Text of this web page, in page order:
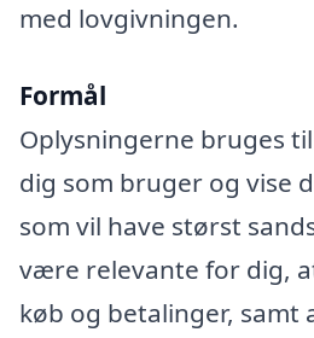
med lovgivningen.
Formål
Oplysningerne bruges
dig som bruger og vise
som vil have størst
være relevante for dig,
køb og betalinger, samt